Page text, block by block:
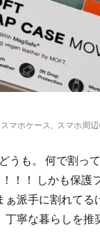
スマホケース スマホ周辺
うも。 何で割っ
！！ しかも保護
派手に割れてる
寧な暮らしを推